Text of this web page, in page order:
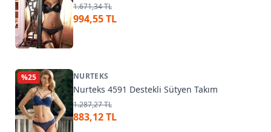
1.671,34 TL
994,55 TL
%25 NURTEKS
Nurteks 4591 Destekli Sütyen Takım
1.287,27 TL
883,12 TL